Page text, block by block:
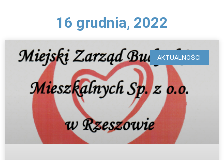
16 grudnia, 2022
AKTUALNOŚCI